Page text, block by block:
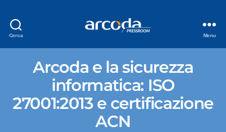
Cerca Menu
Arcoda e la sicurezza
informatica: ISO
27001:2013 e certificazione
ACN